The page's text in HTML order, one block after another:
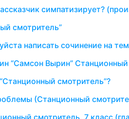
симпатизирует?
смотритель”
написать сочинение на
“Самсон Вырин”
смотритель”?
(Станционный
смотритель, 7 класс